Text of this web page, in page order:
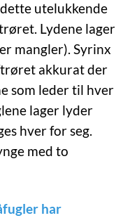
utelukkende
Lydene lager
mangler). Syrinx
akkurat der
som leder til hver
lager lyder
hver for seg.
med to
har